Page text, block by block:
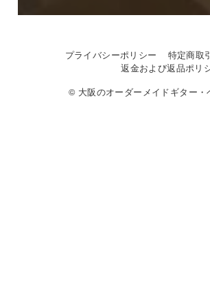
プライバシーポリシー
特定商取
返金および返品ポリ
© 大阪のオーダーメイドギター・